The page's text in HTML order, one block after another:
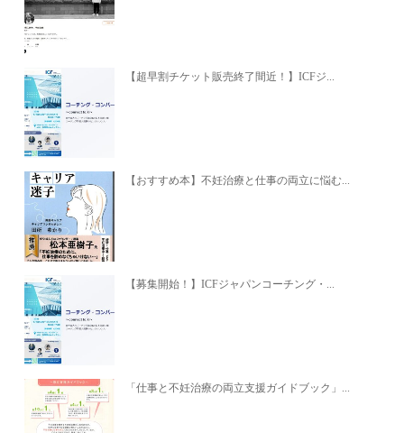
【超早割チケット販売終了間近！】ICFジ...
【おすすめ本】不妊治療と仕事の両立に悩む...
【募集開始！】ICFジャパンコーチング・...
「仕事と不妊治療の両立支援ガイドブック」...